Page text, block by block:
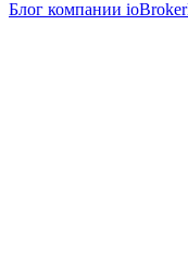
Блог компании ioBroker